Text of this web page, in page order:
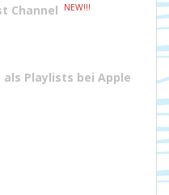
Channel
NEW!!!
Playlists bei Apple